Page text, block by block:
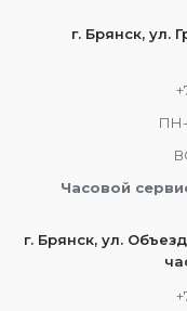
г. Брянск, ул.
ПН-
Часовой
г. Брянск, ул.